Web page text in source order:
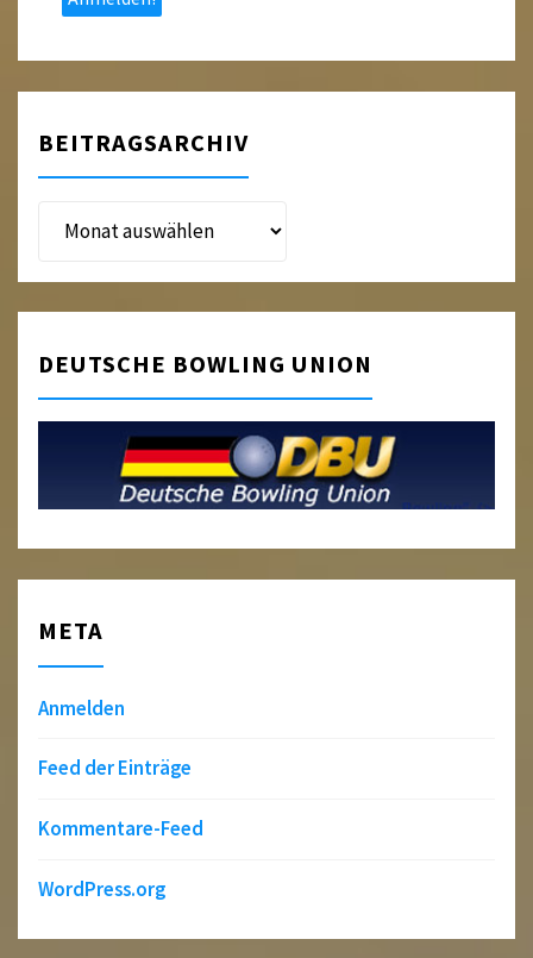
BEITRAGSARCHIV
Beitragsarchiv
DEUTSCHE BOWLING UNION
META
Anmelden
Feed der Einträge
Kommentare-Feed
WordPress.org